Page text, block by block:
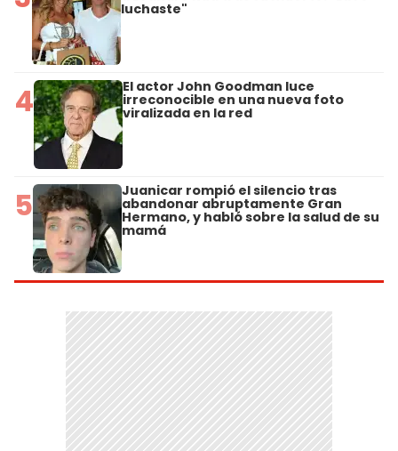
luchaste"
4 El actor John Goodman luce
irreconocible en una nueva foto
viralizada en la red
5 Juanicar rompió el silencio tras
abandonar abruptamente Gran
Hermano, y habló sobre la salud de su
mamá